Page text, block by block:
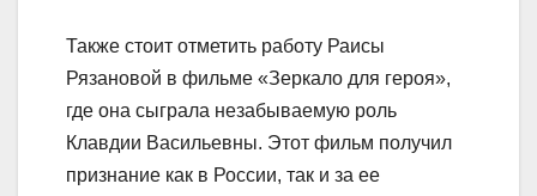
Также стоит отметить работу Раисы
Рязановой в фильме «Зеркало для героя»,
где она сыграла незабываемую роль
Клавдии Васильевны. Этот фильм получил
признание как в России, так и за ее